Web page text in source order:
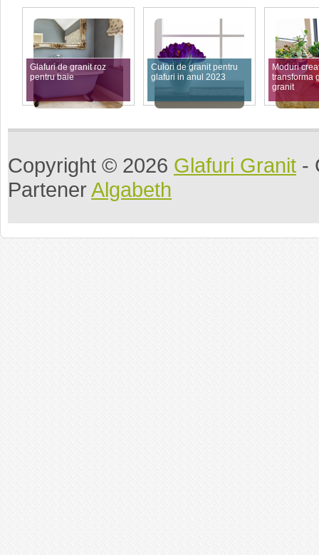
Glafuri de granit roz
pentru baie
Culori de granit pentru
glafuri in anul 2023
Moduri
transforma
granit
Copyright © 2026 Glafuri Granit -
PartenerAlgabeth